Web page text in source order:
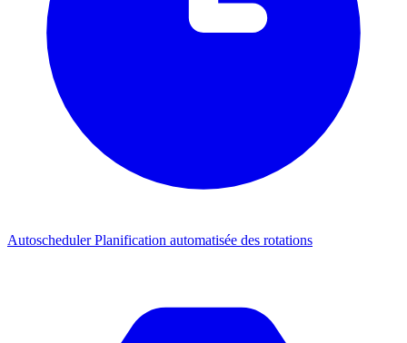
AutoschedulerPlanification automatisée des rotations